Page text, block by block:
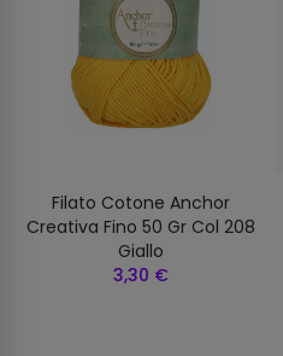
Filato Cotone Anchor
Creativa Fino 50 Gr Col 208
Giallo
3,30 €